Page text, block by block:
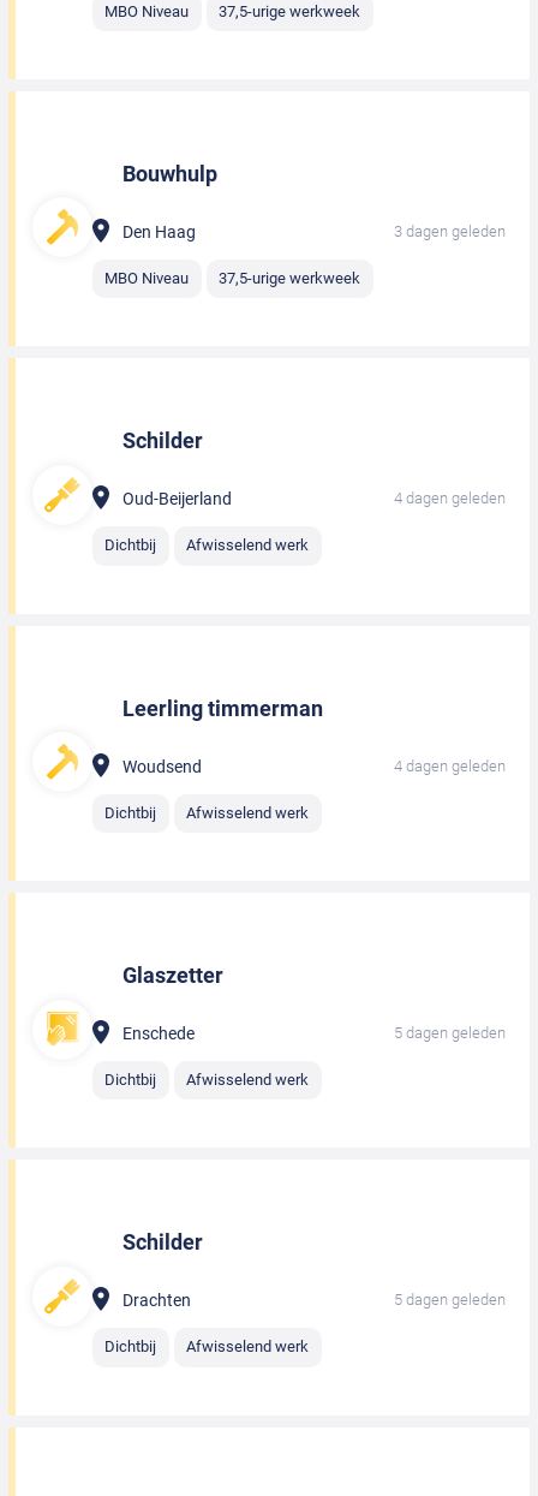
MBO Niveau 37,5-urige werkweek
Bouwhulp
Den Haag 3 dagen geleden
MBO Niveau 37,5-urige werkweek
Schilder
Oud-Beijerland 4 dagen geleden
Dichtbij Afwisselend werk
Leerling timmerman
Woudsend 4 dagen geleden
Dichtbij Afwisselend werk
Glaszetter
Enschede 5 dagen geleden
Dichtbij Afwisselend werk
Schilder
Drachten 5 dagen geleden
Dichtbij Afwisselend werk